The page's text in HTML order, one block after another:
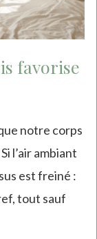
favorise
notre corps
l’air ambiant
est freiné :
tout sauf